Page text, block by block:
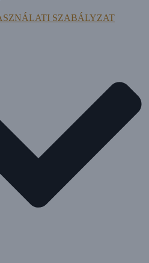
SZABÁLYZAT